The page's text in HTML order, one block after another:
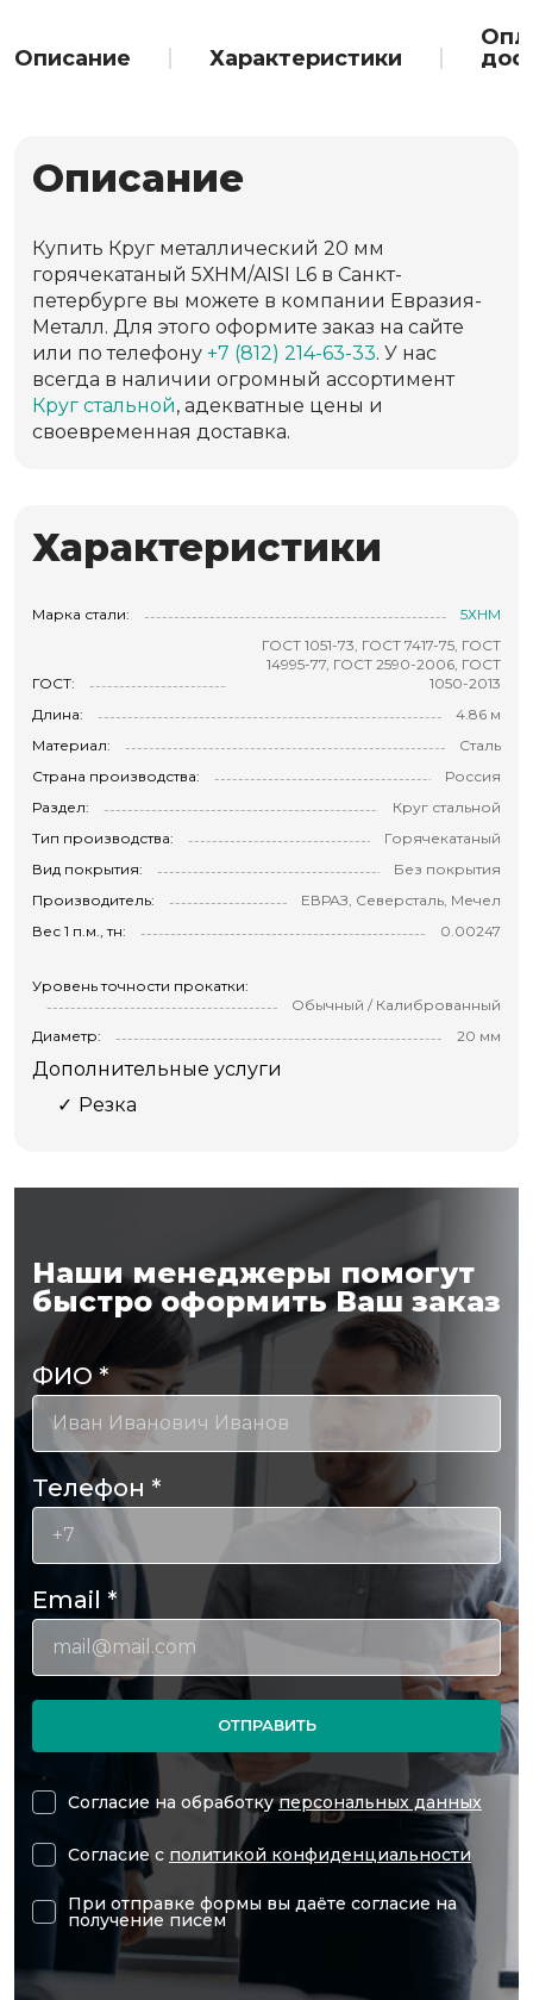
Описание Характеристики
Описание
Купить Круг металлический 20 мм
горячекатаный 5ХНМ/AISI L6 в Санкт-
петербурге вы можете в компании Евразия-
Металл. Для этого оформите заказ на сайте
или по телефону +7 (812) 214-63-33. У нас
всегда в наличии огромный ассортимент
Круг стальной, адекватные цены и
своевременная доставка.
Характеристики
Марка стали: 5ХНМ
ГОСТ:
ГОСТ 1051-73, ГОСТ 7417-75, ГОСТ
14995-77, ГОСТ 2590-2006, ГОСТ
1050-2013
Длина:
4.86 м
Материал:
Сталь
Страна производства:
Россия
Раздел:
Круг стальной
Тип производства:
Горячекатаный
Вид покрытия:
Без покрытия
Производитель:
ЕВРАЗ, Северсталь, Мечел
Вес 1 п.м., тн:
0.00247
Уровень точности прокатки:
Обычный / Калиброванный
Диаметр:
20 мм
Дополнительные услуги
Резка
Наши менеджеры помогут
быстро оформить Ваш заказ
ФИО*
Телефон *
Email *
ОТПРАВИТЬ
Согласие на обработкуперсональных данных
Согласие с политикой конфиденциальности
При отправке формы вы даёте согласие на
получение писем